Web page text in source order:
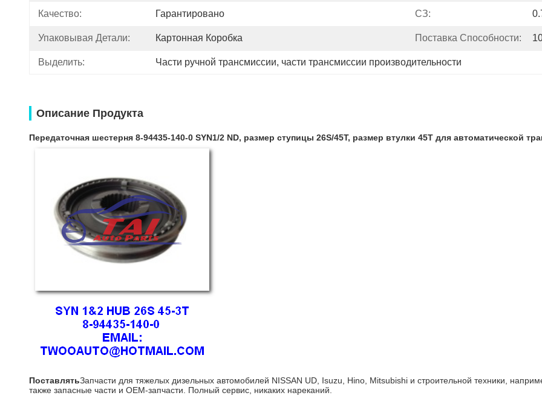
Качество: Гарантировано СЗ:
Упаковывая Детали: Картонная Коробка Поставка Способности:
Выделить: Части ручной трансмиссии, части трансмиссии производительности
Описание Продукта
Передаточная шестерня 8-94435-140-0 SYN1/2 ND, размер ступицы 26S/45T, размер втулки 45T для автоматической
ПоставлятьЗапчасти для тяжелых дизельных автомобилей NISSAN UD, Isuzu, Hino, Mitsubishi и строительной техники,
также запасные части и OEM-запчасти. Полный сервис, никаких нареканий.